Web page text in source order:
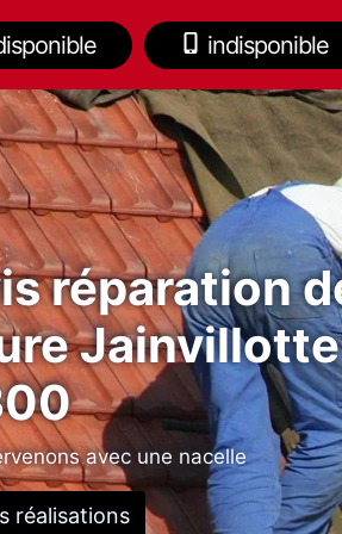
indisponible
réparation
Jainvillotte
avec une nacelle
réalisations